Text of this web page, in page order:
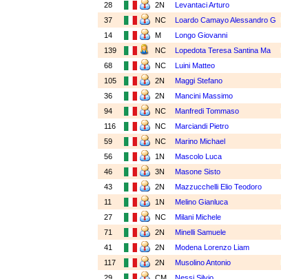
28
2N Levantaci Arturo
37
NC Loardo Camayo Alessandro G
14
M Longo Giovanni
139
NC Lopedota Teresa Santina Ma
68
NC Luini Matteo
105
2N Maggi Stefano
36
2N Mancini Massimo
94
NC Manfredi Tommaso
116
NC Marciandi Pietro
59
NC Marino Michael
56
1N Mascolo Luca
46
3N Masone Sisto
43
2N Mazzucchelli Elio Teodoro
11
1N Melino Gianluca
27
NC Milani Michele
71
2N Minelli Samuele
41
2N Modena Lorenzo Liam
117
2N Musolino Antonio